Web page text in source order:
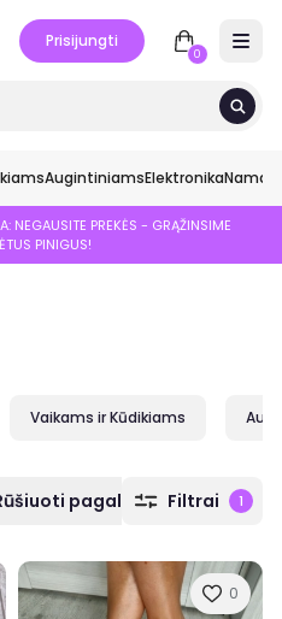
Prisijungti
0
AugintiniamsElektronikaNamai
NEGAUSITE PREKĖS - GRĄŽINSIME
PINIGUS!
Vaikams ir Kūdikiams
pagal Filtrai 1
0